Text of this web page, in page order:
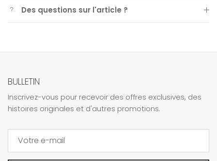
Des questions sur l'article ?
BULLETIN
Inscrivez-vous pour recevoir des offres exclusives, des
histoires originales et d'autres promotions.